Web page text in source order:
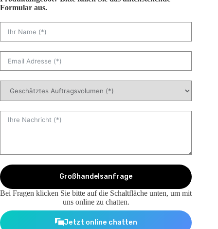
Formular aus.
Großhandelsanfrage
Bei Fragen klicken Sie bitte auf die Schaltfläche unten, um mit
uns online zu chatten.
Jetzt online chatten